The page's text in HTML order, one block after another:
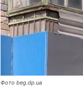
Фото beg.dp.ua